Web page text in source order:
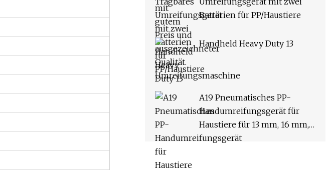
Batterien für PP/Haustiere
Handheld Heavy Duty 13
A19 Pneumatisches PP-
Handumreifungsgerät für
Haustiere für 13 mm, 16 mm,
19 mm Band